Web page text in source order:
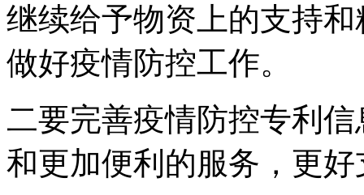
继续给予物资上的支持
做好疫情防控工作。
二要完善疫情防控专利
和更加便利的服务，更